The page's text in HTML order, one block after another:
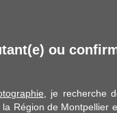
ou
, je recherche
la Région de Montpellier